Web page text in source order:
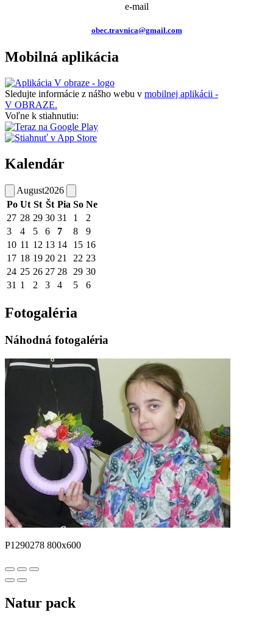
e-mail
obec.travnica@gmail.com
Mobilná aplikácia
Sledujte informácie z nášho webu v mobilnej aplikácii -
V OBRAZE.
Voľne k stiahnutiu:
Kalendár
August2026
Po Ut St Št Pia So Ne
27 28 29 30 31 1
2
3
4 5 6 7 8
9
10 11 12 13 14 15 16
17 18 19 20 21 22 23
24 25 26 27 28 29 30
31 1 2 3 4 5 6
Fotogaléria
Náhodná fotogaléria
P1290278 800x600
Natur pack